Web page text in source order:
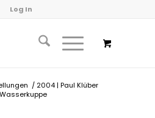
Log In
/ 2004 | Paul Klüber